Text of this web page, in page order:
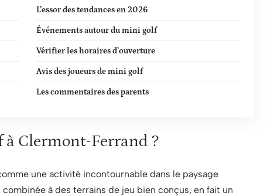
L’essor des tendances en 2026
Événements autour du mini golf
Vérifier les horaires d’ouverture
Avis des joueurs de mini golf
Les commentaires des parents
Clermont-Ferrand ?
une activité incontournable dans le paysage
à des terrains de jeu bien conçus, en fait un